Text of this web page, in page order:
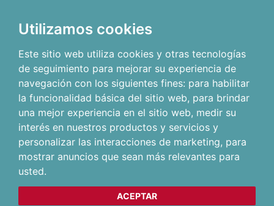
Utilizamos cookies
Este sitio web utiliza cookies y otras tecnologías
de seguimiento para mejorar su experiencia de
navegación con los siguientes fines: para habilitar
la funcionalidad básica del sitio web, para brindar
una mejor experiencia en el sitio web, medir su
interés en nuestros productos y servicios y
personalizar las interacciones de marketing, para
mostrar anuncios que sean más relevantes para
usted.
ACEPTAR